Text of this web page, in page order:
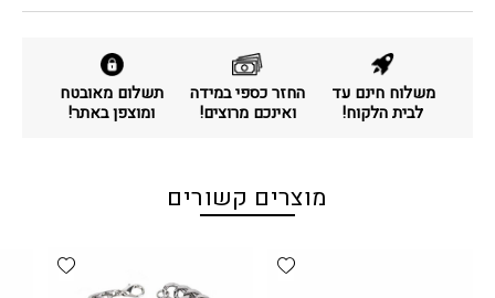
משלוח חינם עד
לבית הלקוח!
החזר כספי במידה
ואינכם מרוצים!
תשלום מאובטח
ומוצפן באתר!
מוצרים קשורים
Add wishlist
wishlist